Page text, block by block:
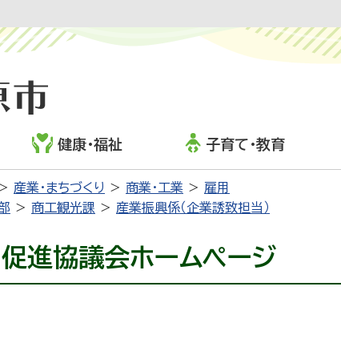
健康・福祉 子育て・教育
産業・まちづくり 商業・工業
雇用
商工観光課 産業振興係（企業誘致担当）
進協議会ホームページ